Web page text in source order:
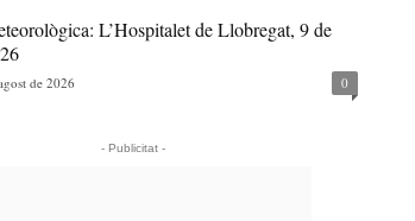
L’Hospitalet de Llobregat, 9 de
de 2026 0
- Publicitat -